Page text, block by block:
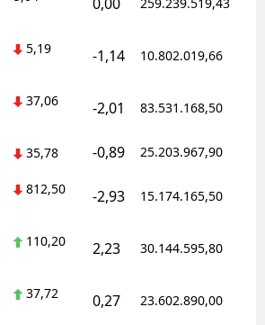
5,19 -1,14 10.802.019,66
37,06 -2,01 83.531.168,50
35,78 -0,89 25.203.967,90
812,50 -2,93 15.174.165,50
110,20 2,23 30.144.595,80
37,72 0,27 23.602.890,00